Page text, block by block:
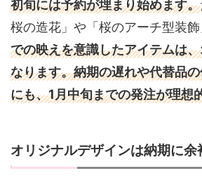
初旬には予約が埋まり始めます。
桜の造花」や「桜のアーチ型装飾
での映えを意識したアイテムは、
なります。納期の遅れや代替品
にも、1月中旬までの発注が理想
オリジナルデザインは納期に余